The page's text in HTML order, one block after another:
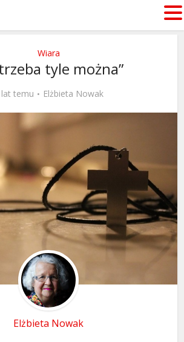
Wiara
tyle można”
lat temu Elżbieta Nowak
Elżbieta Nowak